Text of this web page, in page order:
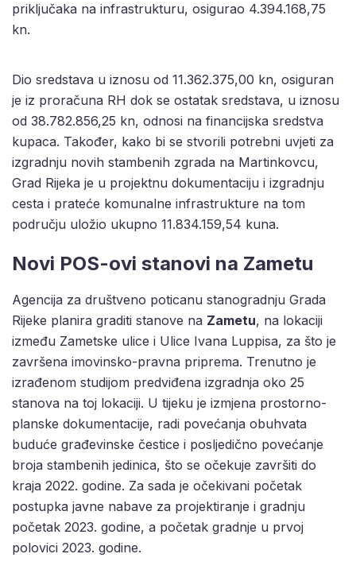
priključaka na infrastrukturu, osigurao 4.394.168,75
kn.
Dio sredstava u iznosu od 11.362.375,00 kn, osiguran
je iz proračuna RH dok se ostatak sredstava, u iznosu
od 38.782.856,25 kn, odnosi na financijska sredstva
kupaca. Također, kako bi se stvorili potrebni uvjeti za
izgradnju novih stambenih zgrada na Martinkovcu,
Grad Rijeka je u projektnu dokumentaciju i izgradnju
cesta i prateće komunalne infrastrukture na tom
području uložio ukupno 11.834.159,54 kuna.
Novi POS-ovi stanovi na Zametu
Agencija za društveno poticanu stanogradnju Grada
Rijeke planira graditi stanove na Zametu, na lokaciji
između Zametske ulice i Ulice Ivana Luppisa, za što je
završena imovinsko-pravna priprema. Trenutno je
izrađenom studijom predviđena izgradnja oko 25
stanova na toj lokaciji. U tijeku je izmjena prostorno-
planske dokumentacije, radi povećanja obuhvata
buduće građevinske čestice i posljedično povećanje
broja stambenih jedinica, što se očekuje završiti do
kraja 2022. godine. Za sada je očekivani početak
postupka javne nabave za projektiranje i gradnju
početak 2023. godine, a početak gradnje u prvoj
polovici 2023. godine.